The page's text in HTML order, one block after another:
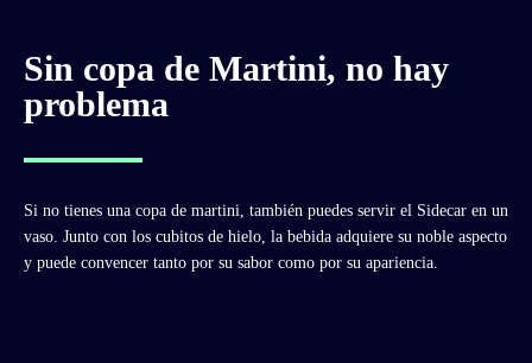
Sin copa de Martini, no hay
problema
Si no tienes una copa de martini, también puedes servir el Sidecar en un
vaso. Junto con los cubitos de hielo, la bebida adquiere su noble aspecto
y puede convencer tanto por su sabor como por su apariencia.